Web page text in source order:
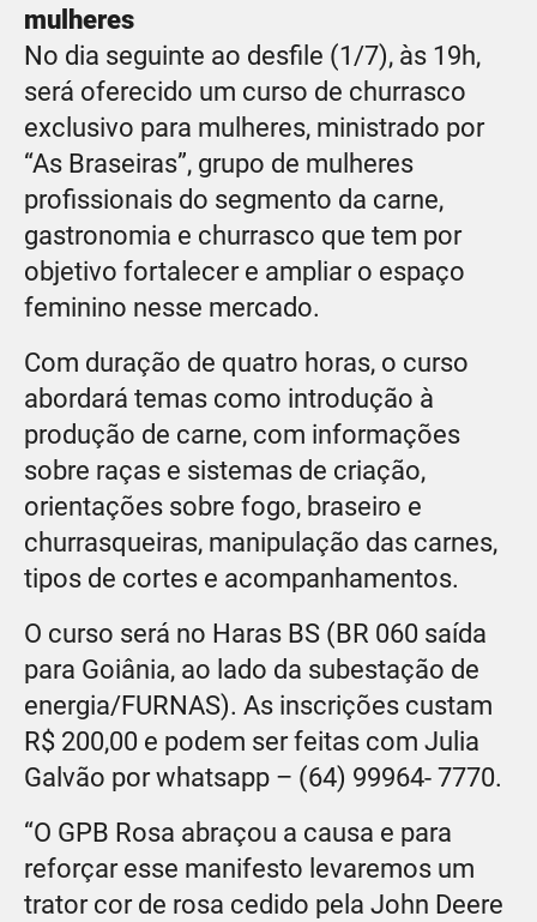
mulheres
No dia seguinte ao desfile (1/7), às 19h,
será oferecido um curso de churrasco
exclusivo para mulheres, ministrado por
“As Braseiras”, grupo de mulheres
profissionais do segmento da carne,
gastronomia e churrasco que tem por
objetivo fortalecer e ampliar o espaço
feminino nesse mercado.
Com duração de quatro horas, o curso
abordará temas como introdução à
produção de carne, com informações
sobre raças e sistemas de criação,
orientações sobre fogo, braseiro e
churrasqueiras, manipulação das carnes,
tipos de cortes e acompanhamentos.
O curso será no Haras BS (BR 060 saída
para Goiânia, ao lado da subestação de
energia/FURNAS). As inscrições custam
R$ 200,00 e podem ser feitas com Julia
Galvão por whatsapp – (64) 99964- 7770.
“O GPB Rosa abraçou a causa e para
reforçar esse manifesto levaremos um
trator cor de rosa cedido pela John Deere